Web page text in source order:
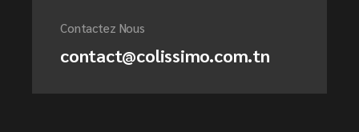
Contactez Nous
contact@colissimo.com.tn